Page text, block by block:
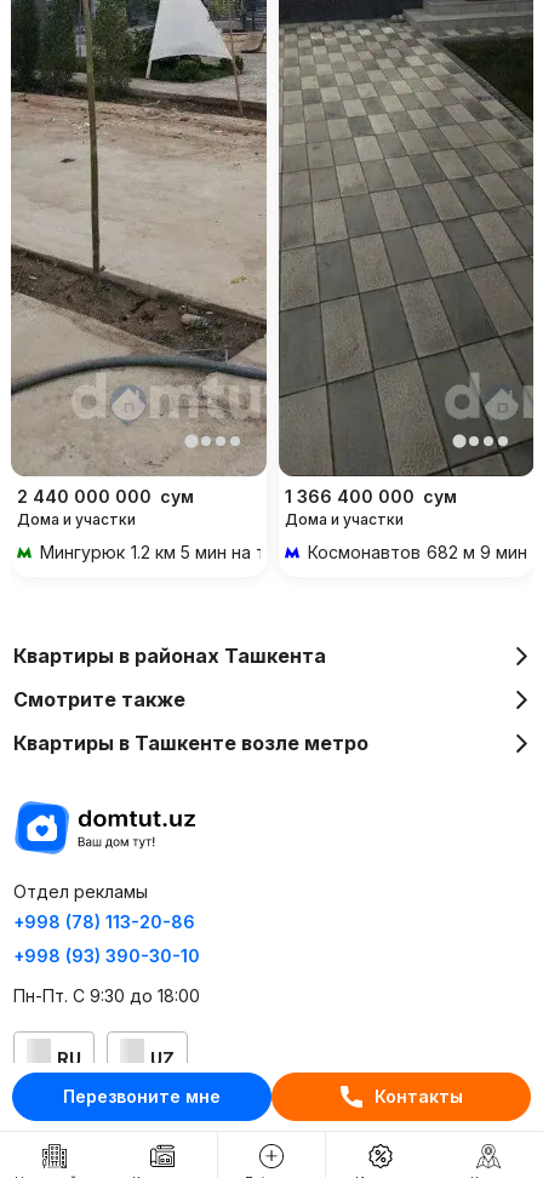
Перезвоните мне Контакты
2 440 000 000 сум
Дома и участки
Мингурюк 1.2 км 5 мин на транспорте
1 366 400 000 сум
Дома и участки
Космонавтов 682 м 9 мин
Квартиры в районах Ташкента
Смотрите также
Квартиры в Ташкенте возле метро
Отдел рекламы
+998 (78) 113-20-86
+998 (93) 390-30-10
Пн-Пт. С 9:30 до 18:00
RU UZ
Контакты
О проекте